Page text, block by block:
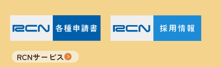
RCNサービス